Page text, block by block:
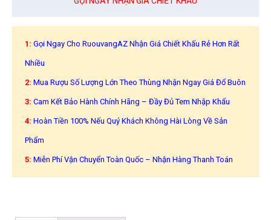
1: Gọi Ngay Cho RuouvangAZ Nhận Giá Chiết Khấu Rẻ Hơn Rất
Nhiều
2: Mua Rượu Số Lượng Lớn Theo Thùng Nhận Ngay Giá Đổ Buôn
3: Cam Kết Bảo Hành Chính Hãng – Đầy Đủ Tem Nhập Khẩu
4: Hoàn Tiền 100% Nếu Quý Khách Không Hài Lòng Về Sản
Phẩm
5: Miễn Phí Vận Chuyển Toàn Quốc – Nhận Hàng Thanh Toán